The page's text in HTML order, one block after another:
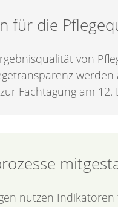
für die
von
Fachtagung am
nutzen Indikatoren